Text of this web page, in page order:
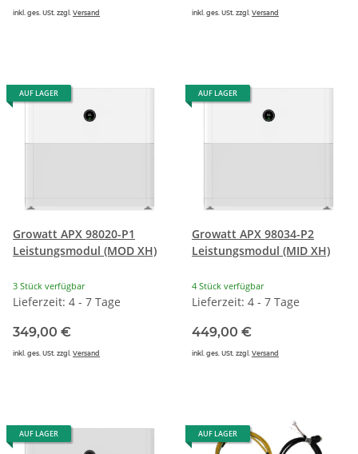
inkl. ges. USt. zzgl. Versand inkl. ges. USt. zzgl. Versand
AUF LAGER
Growatt APX 98020-P1
Leistungsmodul (MOD XH)
3 Stück verfügbar
Lieferzeit: 4 - 7 Tage
349,00 €
inkl. ges. USt. zzgl. Versand
AUF LAGER
Growatt APX 98034-P2
Leistungsmodul (MID XH)
4 Stück verfügbar
Lieferzeit: 4 - 7 Tage
449,00 €
inkl. ges. USt. zzgl. Versand
AUF LAGER AUF LAGER